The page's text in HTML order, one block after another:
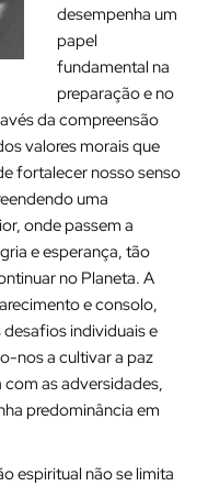
desempenha um
papel
fundamental na
preparação e no
da compreensão
valores morais que
fortalecer nosso senso
uma
onde passem a
e esperança, tão
no Planeta. A
e consolo,
individuais e
nos a cultivar a paz
as adversidades,
predominância em
espiritual não se limita